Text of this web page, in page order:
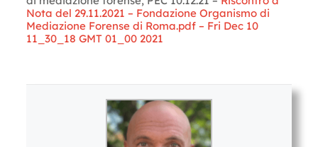
Nota del 29.11.2021 – Fondazione Organismo di
Mediazione Forense di Roma.pdf – Fri Dec 10
11_30_18 GMT 01_00 2021